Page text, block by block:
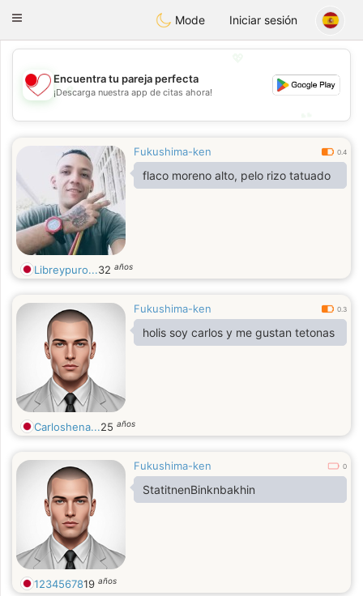
日本Chat
Toggle
Mode Iniciar sesión
💖
💕
Encuentra tu pareja perfecta
¡Descarga nuestra app de citas ahora!
Fukushima-ken 0.4
flaco moreno alto, pelo rizo tatuado
Libreypuro...32 años
Fukushima-ken 0.3
holis soy carlos y me gustan tetonas
Carloshena...25 años
Fukushima-ken 0
StatitnenBinknbakhin
1234567819 años